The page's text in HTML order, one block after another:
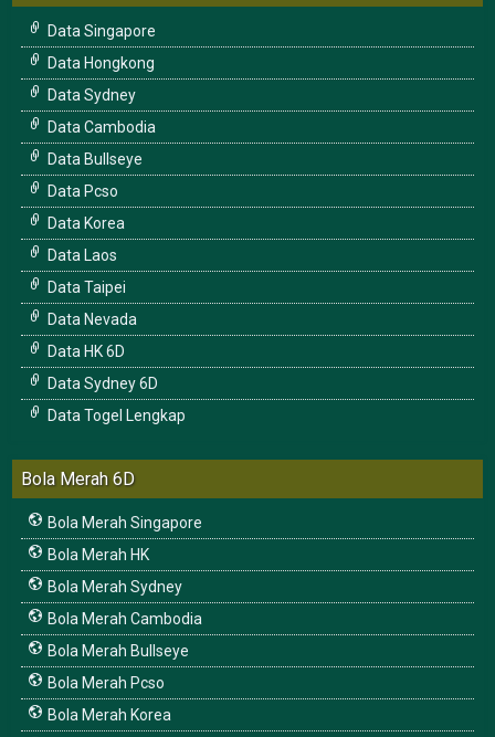
Data Singapore
Data Hongkong
Data Sydney
Data Cambodia
Data Bullseye
Data Pcso
Data Korea
Data Laos
Data Taipei
Data Nevada
Data HK 6D
Data Sydney 6D
Data Togel Lengkap
Bola Merah 6D
Bola Merah Singapore
Bola Merah HK
Bola Merah Sydney
Bola Merah Cambodia
Bola Merah Bullseye
Bola Merah Pcso
Bola Merah Korea